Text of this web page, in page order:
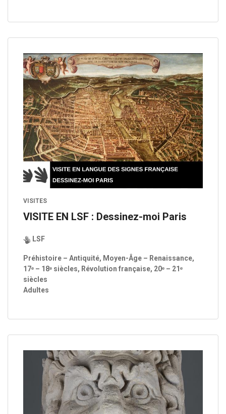
VISITES
VISITE EN LSF : Dessinez-moi Paris
LSF
Préhistoire – Antiquité, Moyen-Âge – Renaissance,
17ᵉ – 18ᵉ siècles, Révolution française, 20ᵉ – 21ᵉ
siècles
Adultes